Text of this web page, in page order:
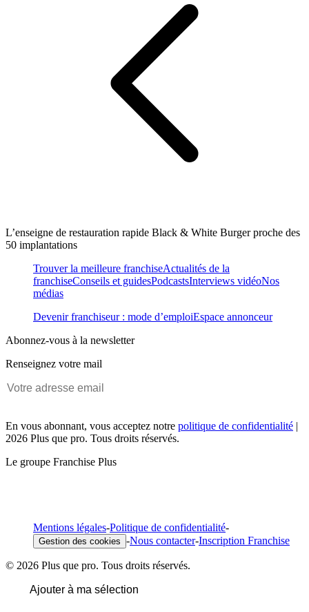
L’enseigne de restauration rapide Black & White Burger proche des
50 implantations
Trouver la meilleure franchiseActualités de la
franchiseConseils et guidesPodcastsInterviews vidéoNos
médias
Devenir franchiseur : mode d’emploiEspace annonceur
Abonnez-vous à la newsletter
Renseignez votre mail
En vous abonnant, vous acceptez notre politique de confidentialité |
2026 Plus que pro. Tous droits réservés.
Le groupe Franchise Plus
Mentions légales-Politique de confidentialité-
Gestion des cookies -Nous contacter-Inscription Franchise
© 2026 Plus que pro. Tous droits réservés.
Ajouter à ma sélection